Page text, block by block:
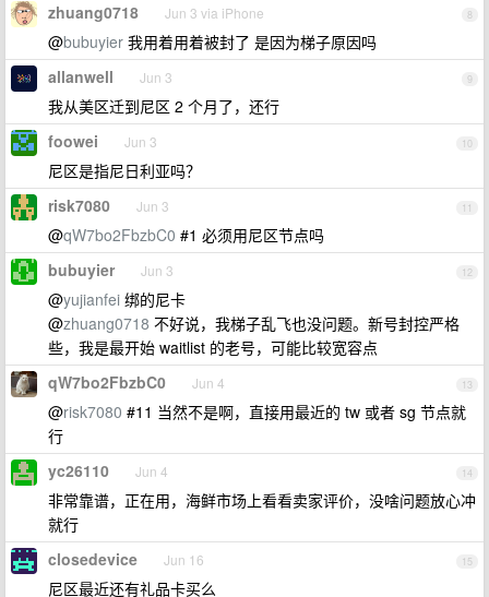
8
zhuang0718 Jun 3 via iPhone
@bubuyier 我用着用着被封了 是因为梯子原因吗
9
allanwell Jun 3
我从美区迁到尼区 2 个月了，还行
10
foowei Jun 3
尼区是指尼日利亚吗？
11
risk7080 Jun 3
@qW7bo2FbzbC0 #1 必须用尼区节点吗
12
bubuyier Jun 3
@yujianfei 绑的尼卡
@zhuang0718 不好说，我梯子乱飞也没问题。新号封控严格
些，我是最开始 waitlist 的老号，可能比较宽容点
13
qW7bo2FbzbC0 Jun 4
@risk7080 #11 当然不是啊，直接用最近的 tw 或者 sg 节点就
行
14
yc26110 Jun 4
非常靠谱，正在用，海鲜市场上看看卖家评价，没啥问题放心冲
就行
15
closedevice Jun 16
尼区最近还有礼品卡买么